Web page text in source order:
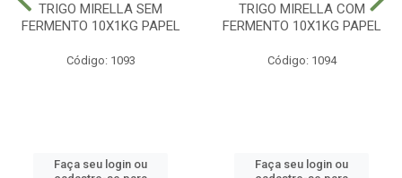
TRIGO MIRELLA SEM
FERMENTO 10X1KG PAPEL
Código: 1093
Faça seu login ou
TRIGO MIRELLA COM
FERMENTO 10X1KG PAPEL
Código: 1094
Faça seu login ou